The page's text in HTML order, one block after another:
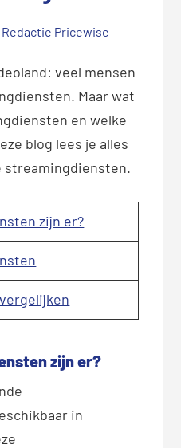
Redactie Pricewise
veel mensen
Maar wat
en welke
blog lees je alles
streamingdiensten.
zijn er?
zijn er?
in